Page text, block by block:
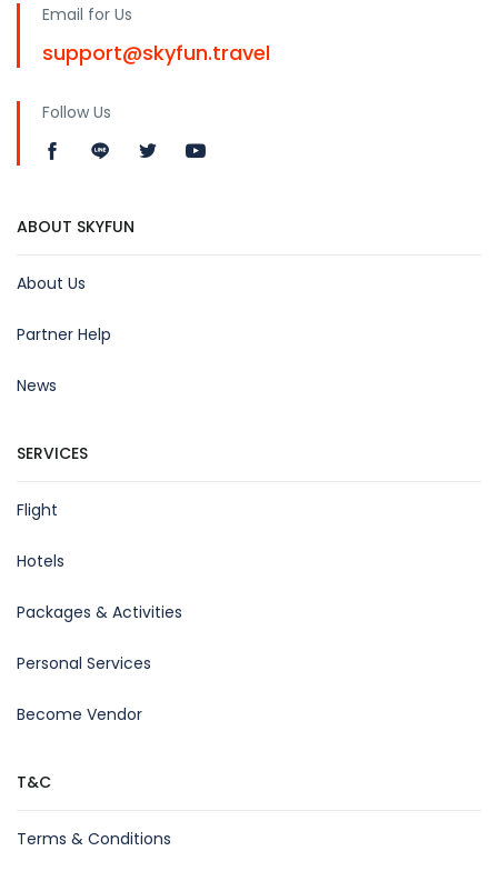
Email for Us
support@skyfun.travel
Follow Us
ABOUT SKYFUN
About Us
Partner Help
News
SERVICES
Flight
Hotels
Packages & Activities
Personal Services
Become Vendor
T&C
Terms & Conditions